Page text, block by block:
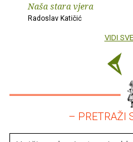
Naša stara vjera
Radoslav Katičić
VIDI
– PRETRAŽI